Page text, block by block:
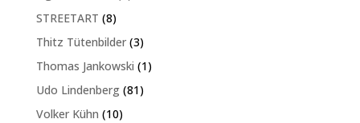
STREETART 88
Produkte
Thitz Tütenbilder 33
Produkte
Thomas Jankowski 11
Udo Lindenberg 8181
Volker Kühn 1010